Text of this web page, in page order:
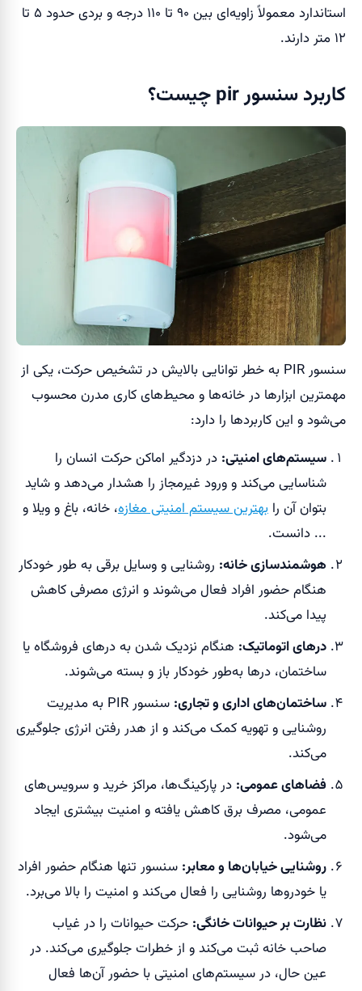
استاندارد معمولاً زاویه‌ای بین ۹۰ تا ۱۱۰ درجه و بردی حدود ۵ تا
۱۲ متر دارند.
کاربرد سنسور pir چیست؟
سنسور PIR به خطر توانایی بالایش در تشخیص حرکت، یکی از
مهمترین ابزارها در خانه‌ها و محیط‌های کاری مدرن محسوب
می‌شود و این کاربردها را دارد:
سیستم‌های امنیتی: در دزدگیر اماکن حرکت انسان را
شناسایی می‌کند و ورود غیرمجاز را هشدار می‌دهد و شاید
بتوان آن را بهترین سیستم امنیتی مغازه، خانه، باغ و ویلا و
... دانست.
هوشمندسازی خانه: روشنایی و وسایل برقی به طور خودکار
هنگام حضور افراد فعال می‌شوند و انرژی مصرفی کاهش
پیدا می‌کند.
درهای اتوماتیک: هنگام نزدیک شدن به درهای فروشگاه یا
ساختمان، درها به‌طور خودکار باز و بسته می‌شوند.
ساختمان‌های اداری و تجاری:
سنسور PIR به مدیریت
روشنایی و تهویه کمک می‌کند و از هدر رفتن انرژی جلوگیری
می‌کند.
فضاهای عمومی: در پارکینگ‌ها، مراکز خرید و سرویس‌های
عمومی، مصرف برق کاهش یافته و امنیت بیشتری ایجاد
می‌شود.
روشنایی خیابان‌ها و معابر: سنسور تنها هنگام حضور افراد
یا خودروها روشنایی را فعال می‌کند و امنیت را بالا می‌برد.
نظارت بر حیوانات خانگی: حرکت حیوانات را در غیاب
صاحب خانه ثبت می‌کند و از خطرات جلوگیری می‌کند. در
عین حال، در سیستم‌های امنیتی با حضور آن‌ها فعال